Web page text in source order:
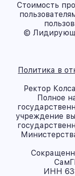
Стоимость
©
Политика в
Ректор
Полное
учреждение
ИНН